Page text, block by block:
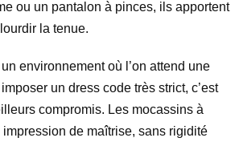
ou un pantalon à pinces, ils apportent
la tenue.
environnement où l’on attend une
un dress code très strict, c’est
compromis. Les mocassins à
de maîtrise, sans rigidité